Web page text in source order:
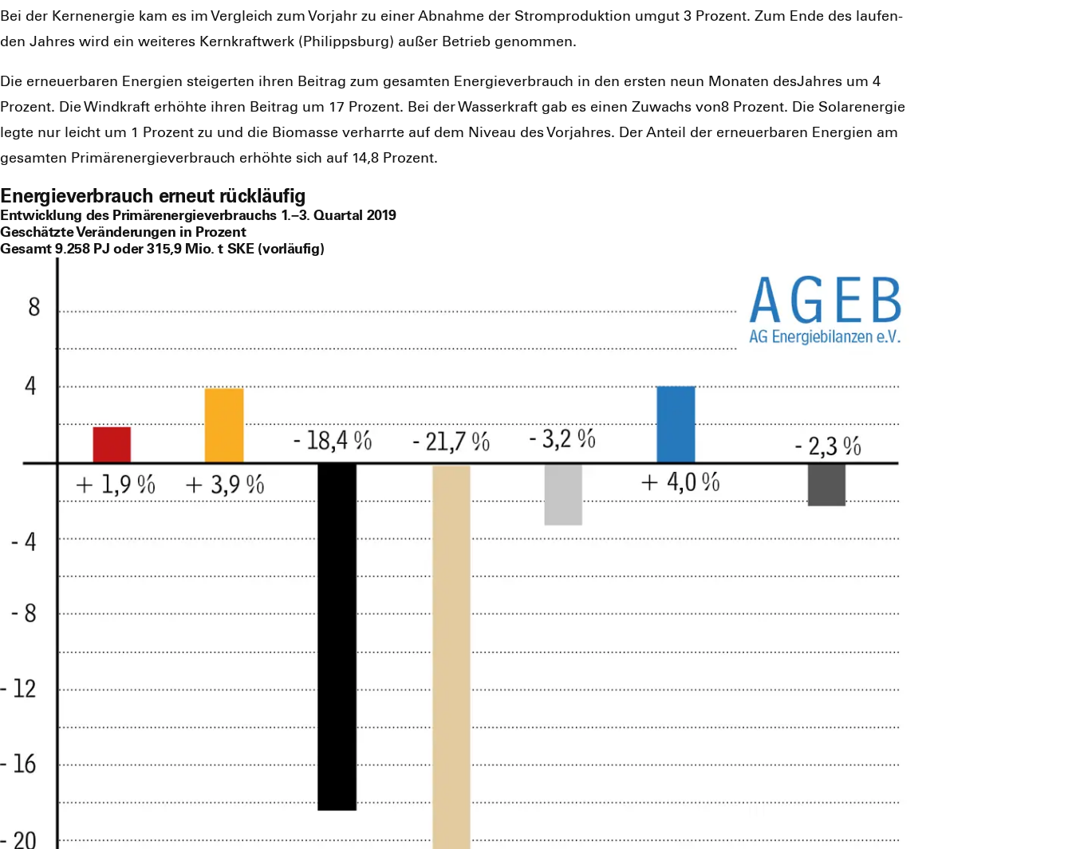
Bei der Kern­ener­gie kam es im Ver­gleich zum Vor­jahr zu einer Abnah­me der Strom­pro­duk­ti­on umgut 3 Pro­zent. Zum Ende des lau­fen­
den Jah­res wird ein wei­te­res Kern­kraft­werk (Phil­ipps­burg) außer Betrieb genom­men.
Die erneu­er­ba­ren Ener­gien stei­ger­ten ihren Bei­trag zum gesam­ten Ener­gie­ver­brauch in den ers­ten neun Mona­ten des­Jah­res um 4
Pro­zent. Die Wind­kraft erhöh­te ihren Bei­trag um 17 Pro­zent. Bei der Was­ser­kraft gab es einen Zuwachs von8 Pro­zent. Die Solar­ener­gie
leg­te nur leicht um 1 Pro­zent zu und die Bio­mas­se ver­harr­te auf dem Niveau des Vor­jah­res. Der Anteil der erneu­er­ba­ren Ener­gien am
gesam­ten Pri­mär­ener­gie­ver­brauch erhöh­te sich auf 14,8 Pro­zent.
Energieverbrauch erneut rückläufig
Entwicklung des Primärenergieverbrauchs 1.–3. Quartal 2019
Geschätzte Veränderungen in Prozent
Gesamt 9.258 PJ oder 315,9 Mio. t SKE (vorläufig)